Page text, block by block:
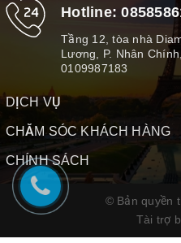
Hotline:
Tầng 12, tòa nhà
Lương, P. Nhân
0109987183
DỊCH VỤ
CHĂM SÓC KHÁCH HÀNG
CHÍNH SÁCH
© Bản quyền
Tài trợ